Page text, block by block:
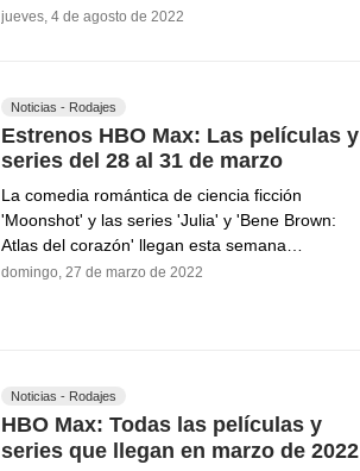
jueves, 4 de agosto de 2022
Noticias - Rodajes
Estrenos HBO Max: Las películas y
series del 28 al 31 de marzo
La comedia romántica de ciencia ficción
'Moonshot' y las series 'Julia' y 'Bene Brown:
Atlas del corazón' llegan esta semana…
domingo, 27 de marzo de 2022
Noticias - Rodajes
HBO Max: Todas las películas y
series que llegan en marzo de 2022